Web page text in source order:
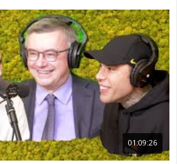
01:09:26